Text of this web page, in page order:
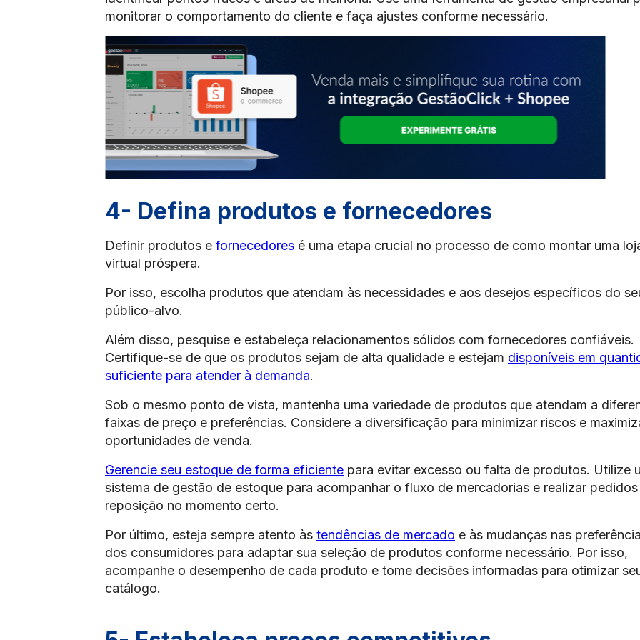
monitorar o comportamento do cliente e faça ajustes conforme necessário.
4- Defina produtos e fornecedores
Definir produtos e fornecedores é uma etapa crucial no processo de como montar uma
virtual próspera.
Por isso, escolha produtos que atendam às necessidades e aos desejos específicos do
público-alvo.
Além disso, pesquise e estabeleça relacionamentos sólidos com fornecedores confiáveis.
Certifique-se de que os produtos sejam de alta qualidade e estejam disponíveis em
suficiente para atender à demanda.
Sob o mesmo ponto de vista, mantenha uma variedade de produtos que atendam a
faixas de preço e preferências. Considere a diversificação para minimizar riscos e
oportunidades de venda.
Gerencie seu estoque de forma eficiente para evitar excesso ou falta de produtos. Utilize
sistema de gestão de estoque para acompanhar o fluxo de mercadorias e realizar
reposição no momento certo.
Por último, esteja sempre atento às tendências de mercado e às mudanças nas
dos consumidores para adaptar sua seleção de produtos conforme necessário. Por isso,
acompanhe o desempenho de cada produto e tome decisões informadas para otimizar
catálogo.